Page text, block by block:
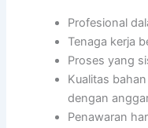
Profesional
Tenaga kerja
Proses yang
Kualitas
dengan
Penawaran